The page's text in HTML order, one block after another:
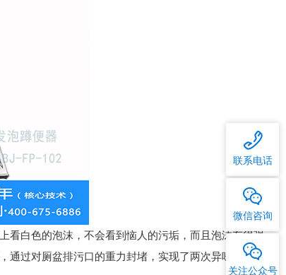
看白色的泡沫，不会看到恼人的污垢，而且泡沫有很强
通过对厕盆排污口的重力封堵，实现了两次异味的封
联系电话
微信咨询
关注公众号